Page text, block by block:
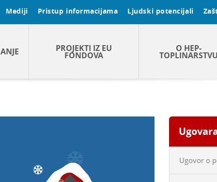
Mediji Pristup informacijama Ljudski potencijali
PROJEKTI IZ EU
FONDOVA
O HEP-
TOPLINARSTVU
Ugovor o